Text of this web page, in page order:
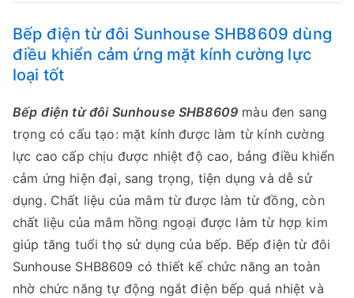
Bếp điện từ đôi Sunhouse SHB8609 dùng
điều khiển cảm ứng mặt kính cường lực
loại tốt
Bếp điện từ đôi Sunhouse SHB8609 màu đen sang
trọng có cấu tạo: mặt kính được làm từ kính cường
lực cao cấp chịu được nhiệt độ cao, bảng điều khiển
cảm ứng hiện đại, sang trọng, tiện dụng và dễ sử
dụng. Chất liệu của mâm từ được làm từ đồng, còn
chất liệu của mâm hồng ngoại được làm từ hợp kim
giúp tăng tuổi thọ sử dụng của bếp. Bếp điện từ đôi
Sunhouse SHB8609 có thiết kế chức năng an toàn
nhờ chức năng tự động ngắt điện bếp quá nhiệt và